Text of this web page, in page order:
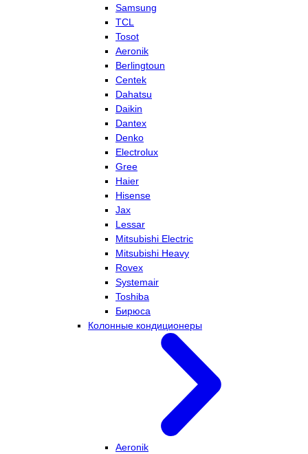
Samsung
TCL
Tosot
Aeronik
Berlingtoun
Centek
Dahatsu
Daikin
Dantex
Denko
Electrolux
Gree
Haier
Hisense
Jax
Lessar
Mitsubishi Electric
Mitsubishi Heavy
Rovex
Systemair
Toshiba
Бирюса
Колонные кондиционеры
Aeronik